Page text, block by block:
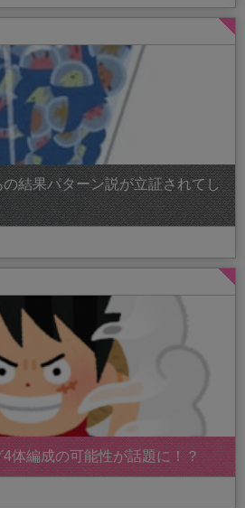
結果パターン説が立証されてし
体編成の可能性が話題に！？